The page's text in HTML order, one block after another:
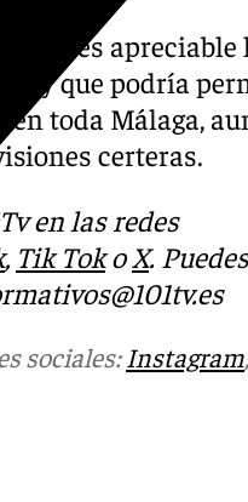
que es
y que podría
en toda Málaga,
certeras.
en las redes
, Tik TokoX.
sociales:Instagram,